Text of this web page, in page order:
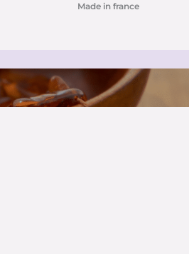
Made in france